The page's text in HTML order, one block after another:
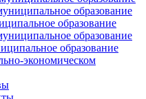
образование
образование
образование
образование
экономическом